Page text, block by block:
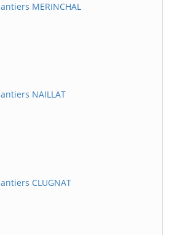
MERINCHAL
NAILLAT
CLUGNAT